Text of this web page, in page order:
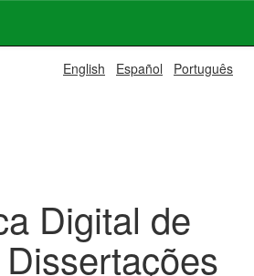
English Español Português
Digital de